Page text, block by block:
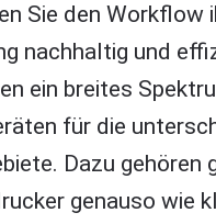
Sie den Workflow
nachhaltig und
ein breites
für die
Dazu gehören
genauso wie